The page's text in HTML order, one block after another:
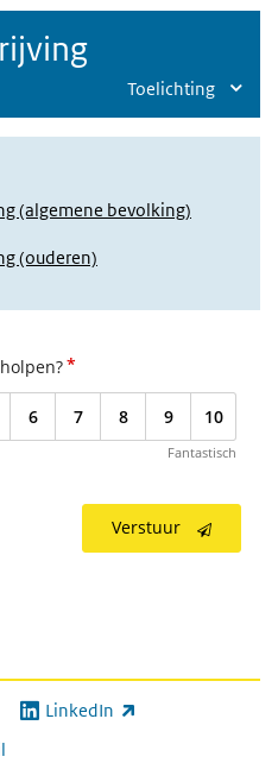
Toelichting
(algemene bevolking)
(ouderen)
*
6 7 8 9 10
Fantastisch
Verstuur
LinkedIn
(externe link)